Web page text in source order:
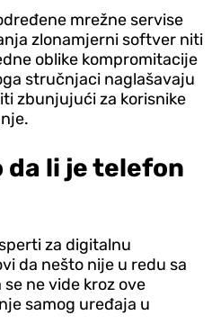
mrežne servise
zlonamjerni softver niti
oblike kompromitacije
stručnjaci naglašavaju
zbunjujući za korisnike
da li je telefon
za digitalnu
da nešto nije u redu sa
ne vide kroz ove
samog uređaja u